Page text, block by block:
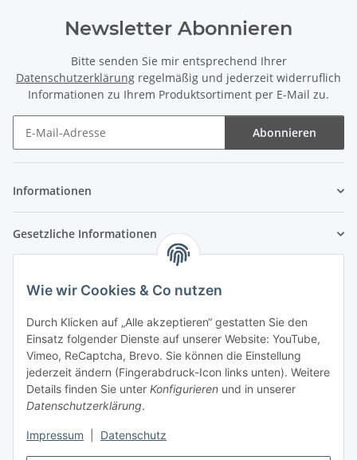
Wie wir Cookies & Co nutzen
Durch Klicken auf „Alle akzeptieren“ gestatten Sie den
Einsatz folgender Dienste auf unserer Website: YouTube,
Vimeo, ReCaptcha, Brevo. Sie können die Einstellung
jederzeit ändern (Fingerabdruck-Icon links unten). Weitere
Details finden Sie unter Konfigurieren und in unserer
Datenschutzerklärung.
Impressum Datenschutz
Newsletter Abonnieren
Bitte senden Sie mir entsprechend Ihrer
Datenschutzerklärung regelmäßig und jederzeit widerruflich
Informationen zu Ihrem Produktsortiment per E-Mail zu.
Abonnieren
Informationen
Gesetzliche Informationen